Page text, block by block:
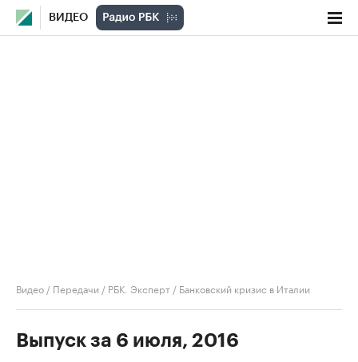
ВИДЕО
Видео / Передачи / РБК. Эксперт / Банковский кризис в Италии
Выпуск за 6 июля, 2016